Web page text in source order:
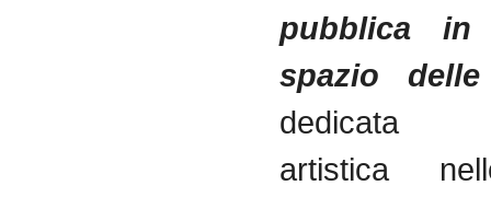
pubblica
spazio
dedicata
artistica